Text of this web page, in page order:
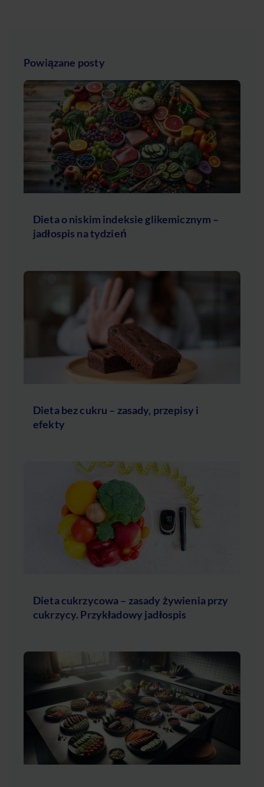
Powiązane posty
Dieta o niskim indeksie glikemicznym –
jadłospis na tydzień
Dieta bez cukru – zasady, przepisy i
efekty
Dieta cukrzycowa – zasady żywienia przy
cukrzycy. Przykładowy jadłospis